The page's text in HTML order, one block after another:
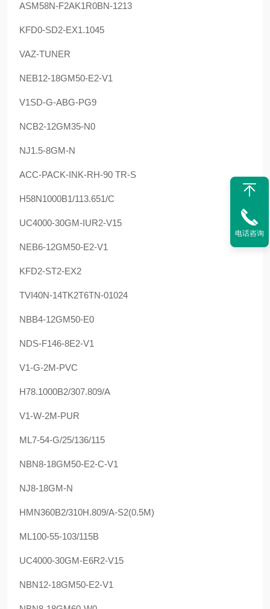
ASM58N-F2AK1R0BN-1213
KFD0-SD2-EX1.1045
VAZ-TUNER
NEB12-18GM50-E2-V1
V1SD-G-ABG-PG9
NCB2-12GM35-N0
NJ1.5-8GM-N
ACC-PACK-INK-RH-90 TR-S
H58N1000B1/113.651/C
UC4000-30GM-IUR2-V15
NEB6-12GM50-E2-V1
KFD2-ST2-EX2
TVI40N-14TK2T6TN-01024
NBB4-12GM50-E0
NDS-F146-8E2-V1
V1-G-2M-PVC
H78.1000B2/307.809/A
V1-W-2M-PUR
ML7-54-G/25/136/115
NBN8-18GM50-E2-C-V1
NJ8-18GM-N
HMN360B2/310H.809/A-S2(0.5M)
ML100-55-103/115B
UC4000-30GM-E6R2-V15
NBN12-18GM50-E2-V1
电话咨询